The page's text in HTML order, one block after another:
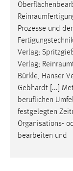
Prozesse und
Verlag;
Verlag;
Bürkle, Hanser
Gebhardt [...]
beruflichen
festgelegten
Organisations-
bearbeiten und